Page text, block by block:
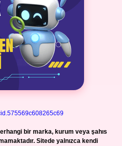
bir marka, kurum veya şahıs
Sitede yalnızca kendi